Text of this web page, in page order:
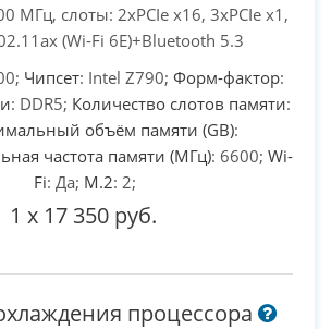
МГц, слоты: 2xPCIe x16, 3xPCIe x1,
(Wi-Fi 6E)+Bluetooth 5.3
Чипсет: Intel Z790; Форм-фактор:
: DDR5; Количество слотов памяти:
объём памяти (GB):
частота памяти (МГц): 6600; Wi-
Fi: Да; M.2: 2;
1 x 17 350 руб.
процессора